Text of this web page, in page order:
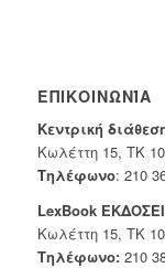
ΕΠΙΚΟΙΝΩΝΊΑ
Κεντρική
Κωλέττη 15, ΤΚ
Τηλέφωνο: 210
LexBook
Κωλέττη 15, ΤΚ
Τηλέφωνο: 210